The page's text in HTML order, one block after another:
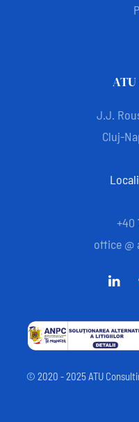
J.J.
Cluj-
+40
office
© 2020 - 2025 ATU